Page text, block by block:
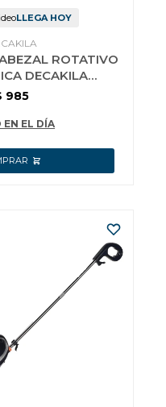
LLEGA HOY
ROTATIVO
DECAKILA
985
EN EL DÍA